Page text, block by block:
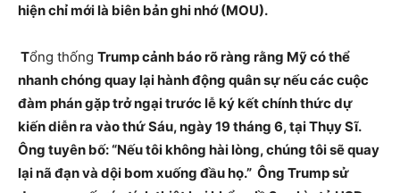
hiện chỉ mới là biên bản ghi nhớ (MOU).
Tổng thống Trump cảnh báo rõ ràng rằng Mỹ có thể
nhanh chóng quay lại hành động quân sự nếu các cuộc
đàm phán gặp trở ngại trước lễ ký kết chính thức dự
kiến ​​diễn ra vào thứ Sáu, ngày 19 tháng 6, tại Thụy Sĩ.
Ông tuyên bố: “Nếu tôi không hài lòng, chúng tôi sẽ quay
lại nã đạn và dội bom xuống đầu họ.” Ông Trump sử